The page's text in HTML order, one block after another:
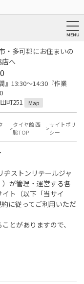
・多可郡にお住まいの
へ
』13:30～14:30『作業
町251
Map
タイヤ館 西
脇TOP
サイトポリ
シー
ストンリテールジャ
が管理・運営する各
ト（以下「当サイ
に従ってご利用いただ
とがありますので、